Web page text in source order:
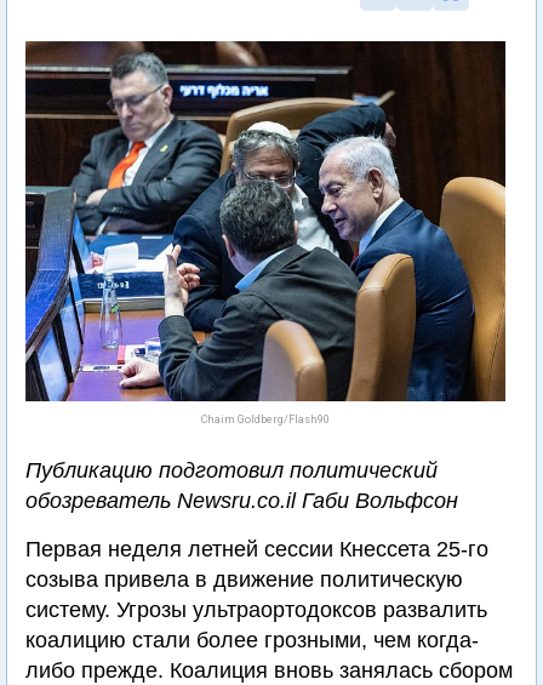
Chaim Goldberg/Flash90
Публикацию подготовил политический
обозреватель Newsru.co.il Габи Вольфсон
Первая неделя летней сессии Кнессета 25-го
созыва привела в движение политическую
систему. Угрозы ультраортодоксов развалить
коалицию стали более грозными, чем когда-
либо прежде. Коалиция вновь занялась сбором